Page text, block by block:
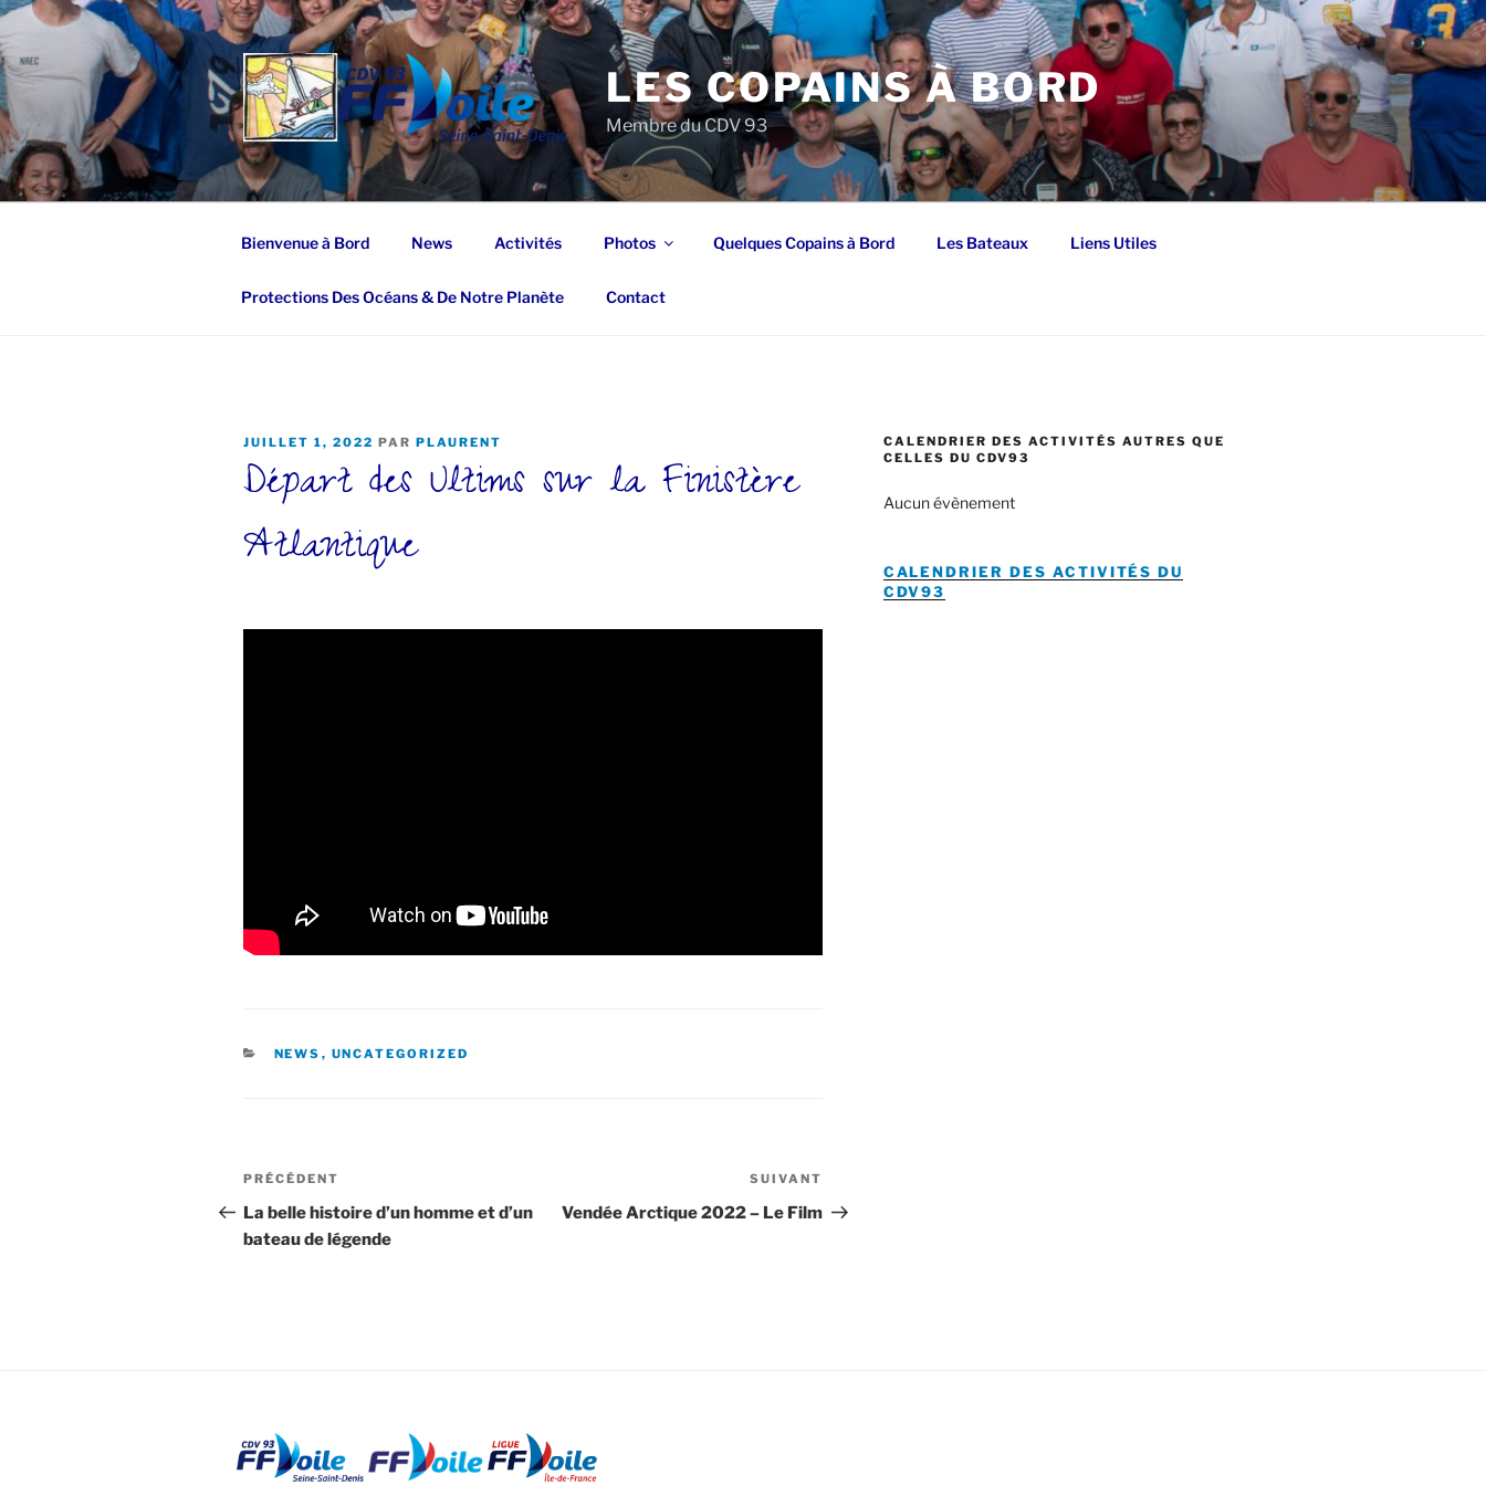
Aller
au
contenu
principal
LES COPAINS À BORD
Membre du CDV 93
Bienvenue à Bord News Activités Photos Quelques Copains à Bord Les Bateaux Liens Utiles
Protections Des Océans & De Notre Planète Contact
PUBLIÉ
JUILLET 1, 2022 PAR PLAURENT
Départ des Ultims sur la Finistère
Atlantique
CATÉGORIES
NEWS , UNCATEGORIZED
Navigation
de
l’article
Article
précédent
PRÉCÉDENT
La belle histoire d’un homme et d’un
bateau de légende
suivant
SUIVANT
Vendée Arctique 2022 – Le Film
CALENDRIER DES ACTIVITÉS AUTRES QUE
CELLES DU CDV93
Aucun évènement
CALENDRIER DES ACTIVITÉS DU
CDV93